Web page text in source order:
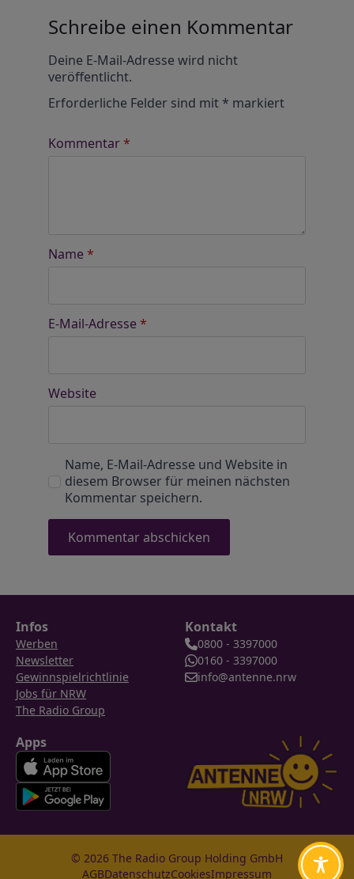
Schreibe einen Kommentar
Deine E-Mail-Adresse wird nicht
veröffentlicht.
Erforderliche Felder sind mit* markiert
Kommentar*
Name *
E-Mail-Adresse *
Website
Name, E-Mail-Adresse und Website in
diesem Browser für meinen nächsten
Kommentar speichern.
Infos
Werben
Newsletter
Gewinnspielrichtlinie
Jobs für NRW
The Radio Group
Kontakt
0800 - 3397000
0160 - 3397000
info@antenne.nrw
Apps
© 2026 The Radio Group Holding GmbH
AGBDatenschutzCookiesImpressum